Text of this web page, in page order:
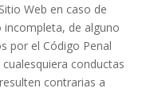
Web en caso de
de alguno
por el Código Penal
conductas
contrarias a